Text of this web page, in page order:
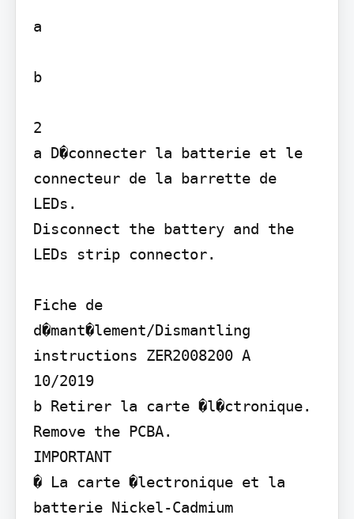
a
b
2
a D�connecter la batterie et le
connecteur de la barrette de
LEDs.
Disconnect the battery and the
LEDs strip connector.
Fiche de
d�mant�lement/Dismantling
instructions ZER2008200 A
10/2019
b Retirer la carte �l�ctronique.
Remove the PCBA.
IMPORTANT
� La carte �lectronique et la
batterie Nickel-Cadmium